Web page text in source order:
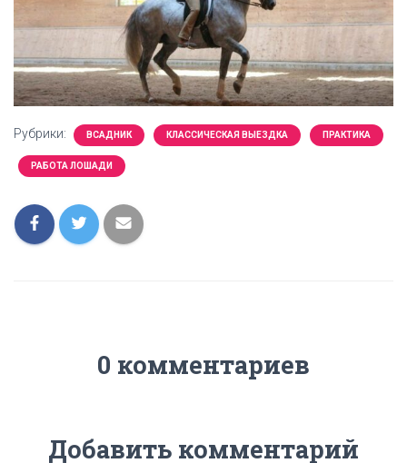
Рубрики: ВСАДНИК КЛАССИЧЕСКАЯ ВЫЕЗДКА ПРАКТИКА
РАБОТА ЛОШАДИ
0 комментариев
Добавить комментарий